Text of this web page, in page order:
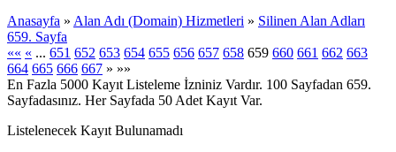
Anasayfa » Alan Adı (Domain) Hizmetleri » Silinen Alan Adları
659. Sayfa
«« « ... 651 652 653 654 655 656 657 658 659 660 661 662 663
664 665 666 667 » »»
En Fazla 5000 Kayıt Listeleme İzniniz Vardır. 100 Sayfadan 659.
Sayfadasınız. Her Sayfada 50 Adet Kayıt Var.
Listelenecek Kayıt Bulunamadı